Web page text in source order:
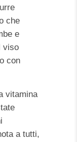
che
e
viso
con
vitamina
a tutti,